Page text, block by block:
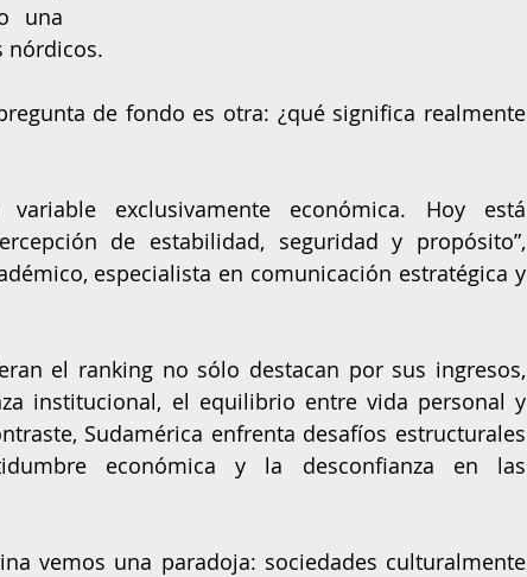
una
nórdicos.
de fondo es otra: ¿qué significa realmente
exclusivamente económica. Hoy está
de estabilidad, seguridad y propósito”,
especialista en comunicación estratégica y
el ranking no sólo destacan por sus ingresos,
institucional, el equilibrio entre vida personal y
Sudamérica enfrenta desafíos estructurales
económica y la desconfianza en las
vemos una paradoja: sociedades culturalmente